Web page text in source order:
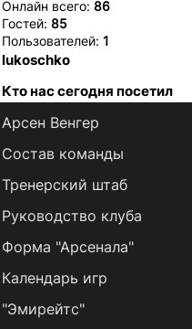
Онлайн всего: 86
Гостей: 85
Пользователей: 1
lukoschko
Кто нас сегодня посетил
Арсен Венгер
Состав команды
Тренерский штаб
Руководство клуба
Форма "Арсенала"
Календарь игр
"Эмирейтс"